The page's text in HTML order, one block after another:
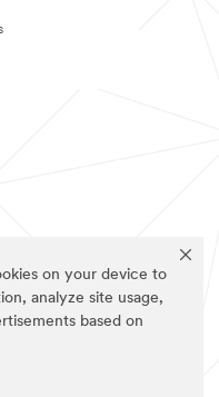
on your device to
analyze site usage,
based on